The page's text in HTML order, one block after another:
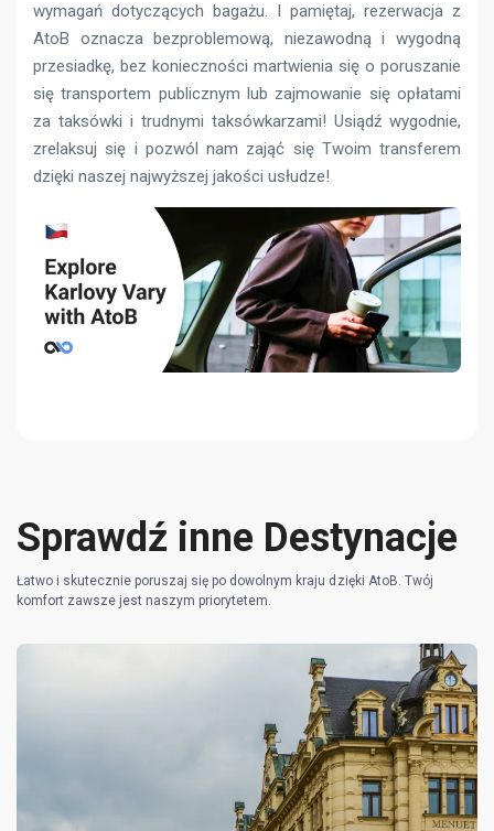
wymagań dotyczących bagażu. I pamiętaj, rezerwacja z
AtoB oznacza bezproblemową, niezawodną i wygodną
przesiadkę, bez konieczności martwienia się o poruszanie
się transportem publicznym lub zajmowanie się opłatami
za taksówki i trudnymi taksówkarzami! Usiądź wygodnie,
zrelaksuj się i pozwól nam zająć się Twoim transferem
dzięki naszej najwyższej jakości usłudze!
Sprawdź inne Destynacje
Łatwo i skutecznie poruszaj się po dowolnym kraju dzięki AtoB. Twój
komfort zawsze jest naszym priorytetem.